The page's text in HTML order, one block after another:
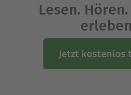
Lesen.
Jetzt kostenlos